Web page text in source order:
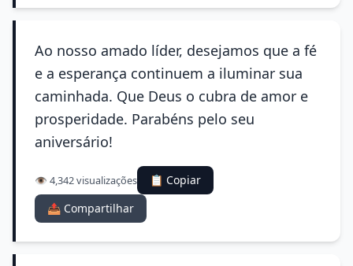
Ao nosso amado líder, desejamos que a fé
e a esperança continuem a iluminar sua
caminhada. Que Deus o cubra de amor e
prosperidade. Parabéns pelo seu
aniversário!
👁️ 4,342 visualizações
📋 Copiar
📤 Compartilhar